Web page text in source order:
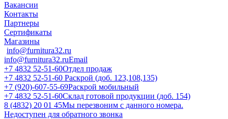
Вакансии
Контакты
Партнеры
Сертификаты
Магазины
info@furnitura32.ru
info@furnitura32.ruEmail
+7 4832 52-51-60Отдел продаж
+7 4832 52-51-60 Раскрой (доб. 123,108,135)
+7 (920)-607-55-69Раскрой мобильный
+7 4832 52-51-60Склад готовой продукции (доб. 154)
8 (4832) 20 01 45Мы перезвоним с данного номера.
Недоступен для обратного звонка